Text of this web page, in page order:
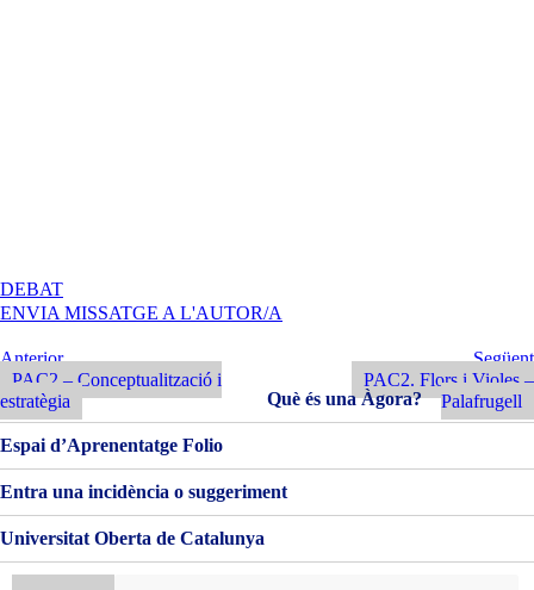
DEBATA
PAC2
CONCEPTUALITZACIÓ
ESTRATÈGIA
ENVIA MISSATGE A L'AUTOR/A
Navegació
d'entrades
Entrada
Anterior
Anterior
PAC2 – Conceptualització i
estratègia
Següent
Entrada
Següent
PAC2. Flors i Violes –
Palafrugell
Què és una Àgora?
Espai d’Aprenentatge Folio
Entra una incidència o suggeriment
Universitat Oberta de Catalunya